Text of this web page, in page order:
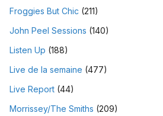
Froggies But Chic (211)
John Peel Sessions (140)
Listen Up (188)
Live de la semaine (477)
Live Report (44)
Morrissey/The Smiths (209)